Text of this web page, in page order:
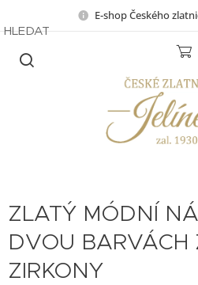
E-shop Českého
HLEDAT
ZLATÝ MÓDNÍ
DVOU BARVÁCH
ZIRKONY